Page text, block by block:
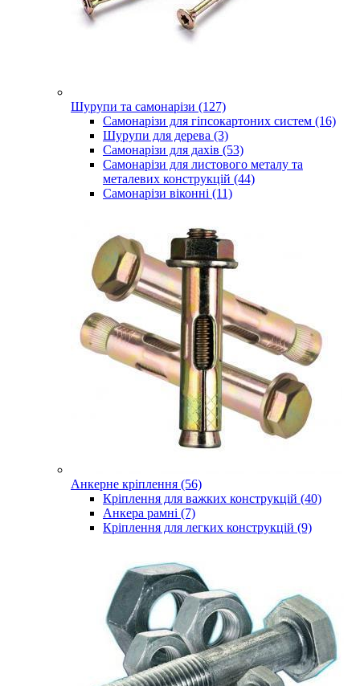
Шурупи та самонарізи (127)
Самонарізи для гіпсокартоних систем (16)
Шурупи для дерева (3)
Самонарізи для дахів (53)
Самонарізи для листового металу та
металевих конструкцій (44)
Самонарізи віконні (11)
Анкерне кріплення (56)
Кріплення для важких конструкцій (40)
Анкера рамні (7)
Кріплення для легких конструкцій (9)